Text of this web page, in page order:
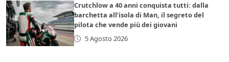
Crutchlow a 40 anni conquista tutti: dalla
barchetta all’isola di Man, il segreto del
pilota che vende più dei giovani
5 Agosto 2026